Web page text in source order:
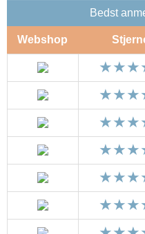
Bedst
Webshop